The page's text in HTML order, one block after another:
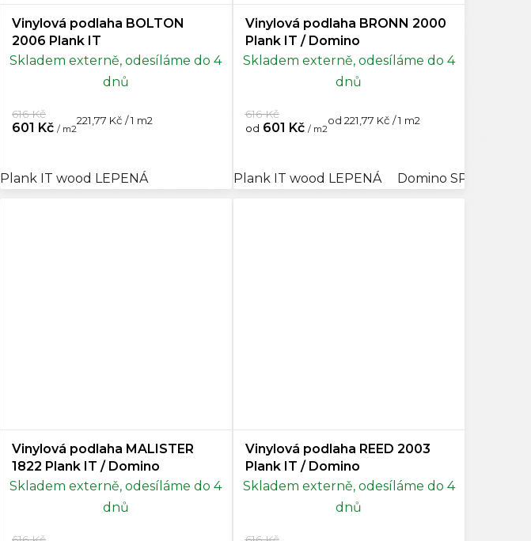
Vinylová podlaha BOLTON
2006 Plank IT
Skladem externě, odesíláme do 4
dnů
601 Kč / m2
616 Kč
Měrná
cena:
221,77 Kč / 1 m2
Plank IT wood LEPENÁ
Vinylová podlaha BRONN 2000
Plank IT / Domino
Skladem externě, odesíláme do 4
dnů
od 601 Kč / m2
616 Kč
Měrná
cena:
od 221,77 Kč / 1 m2
Plank IT wood LEPENÁ Domino SPC
Vinylová podlaha MALISTER
1822 Plank IT / Domino
Skladem externě, odesíláme do 4
dnů
Vinylová podlaha REED 2003
Plank IT / Domino
Skladem externě, odesíláme do 4
dnů